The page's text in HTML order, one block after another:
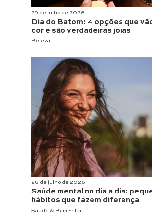
29 de julho de 2026
Dia do Batom: 4 opções que
cor e são verdadeiras joias
Beleza
28 de julho de 2026
Saúde mental no dia a dia:
hábitos que fazem diferença
Saúde & Bem Estar